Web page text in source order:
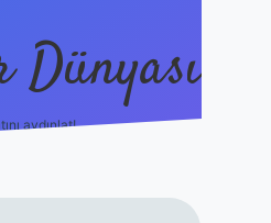
aydınlat!
ilbet canlı maç izle